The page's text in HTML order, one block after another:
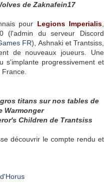
de Zaknafein17
pour Legions Imperialis
(l'admin du serveur Discord
FR), Ashnaki et Trantsiss,
de nouveaux joueurs. Une
s'implante progressivement et
titans sur nos tables de
Warmonger
Children de Trantsiss
découvrir le compte rendu et